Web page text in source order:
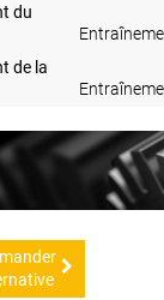
du
de la